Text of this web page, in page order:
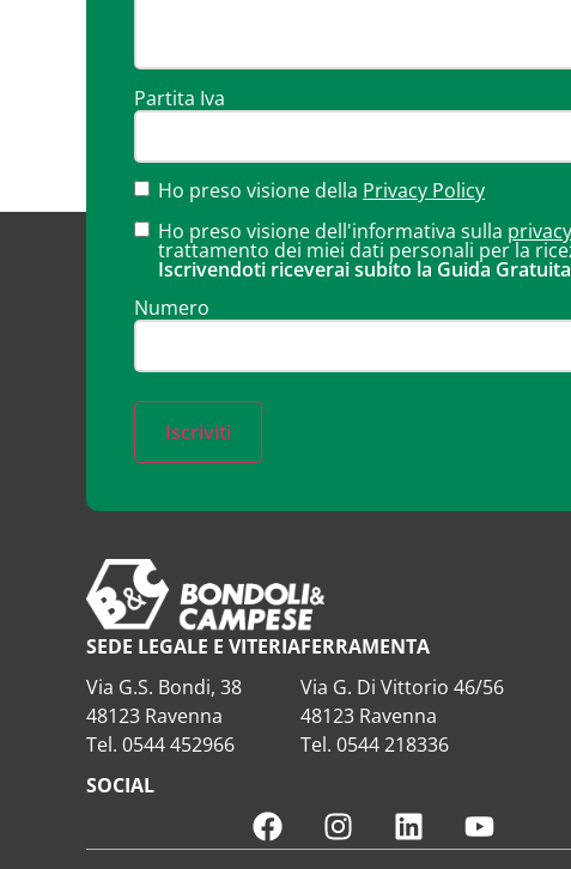
Partita Iva
Ho preso visione della Privacy Policy
Ho preso visione dell'informativa sulla privacy
trattamento dei miei dati personali per la
Iscrivendoti riceverai subito la Guida
Numero
Iscriviti
SEDE LEGALE E VITERIA
Via G.S. Bondi, 38
48123 Ravenna
Tel. 0544 452966
FERRAMENTA
Via G. Di Vittorio 46/56
48123 Ravenna
Tel. 0544 218336
SOCIAL